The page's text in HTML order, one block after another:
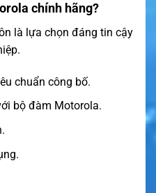
chính hãng?
là lựa chọn đáng tin cậy
chuẩn công bố.
bộ đàm Motorola.